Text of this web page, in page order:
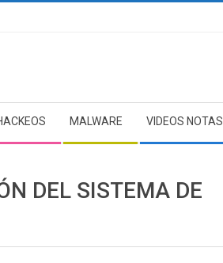
MALWARE VIDEOS NOTAS
DEL SISTEMA DE